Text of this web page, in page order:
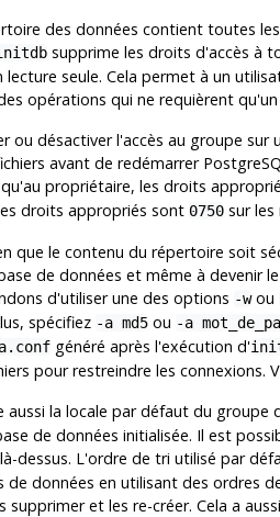
des données contient toutes
supprime les droits d'accès à
lecture seule. Cela permet à un
opérations qui ne requièrent qu'un
ou désactiver l'accès au groupe
avant de redémarrer
propriétaire, les droits
droits appropriés sont 0750 sur
que le contenu du répertoire soit
de données et même à devenir
d'utiliser une des options -wou
spécifiez -a md5 ou -a
généré après l'exécution d'
pour restreindre les connexions.
aussi la locale par défaut du groupe
de données initialisée. Il est
dessus. L'ordre de tri utilisé par
de données en utilisant des ordres
supprimer et les re-créer. Cela a